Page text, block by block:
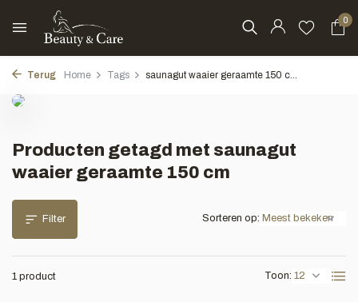
0
Terug Home Tags saunagut waaier geraamte 150 c...
Producten getagd met saunagut
waaier geraamte 150 cm
Filter
1 product Toon:
Sorteren op: